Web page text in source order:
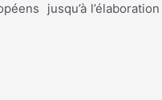
jusqu’à